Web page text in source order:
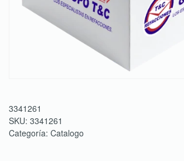
3341261
SKU: 3341261
Categoría: Catalogo